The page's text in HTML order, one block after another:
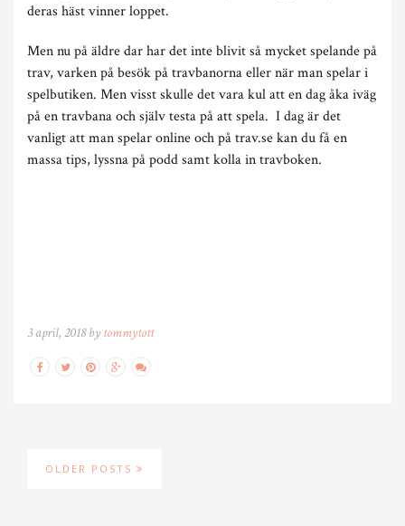
deras häst vinner loppet.
Men nu på äldre dar har det inte blivit så mycket spelande på
trav, varken på besök på travbanorna eller när man spelar i
spelbutiken. Men visst skulle det vara kul att en dag åka iväg
på en travbana och själv testa på att spela. I dag är det
vanligt att man spelar online och på trav.se kan du få en
massa tips, lyssna på podd samt kolla in travboken.
3 april, 2018 by tommytott
OLDER POSTS